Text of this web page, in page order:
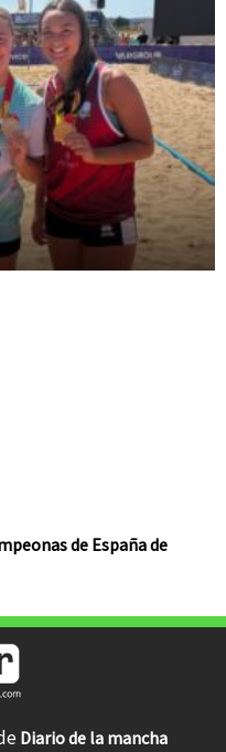
de España de
Diario de la mancha